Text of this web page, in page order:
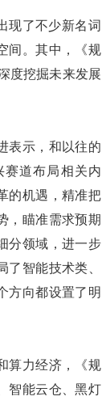
了不少新名词
间。其中，《规
度挖掘未来发展
示，和以往的
赛道布局相关内
的机遇，精准把
，瞄准需求预期
分领域，进一步
智能技术类、
方向都设置了明
力经济，《规
智能云仓、黑灯